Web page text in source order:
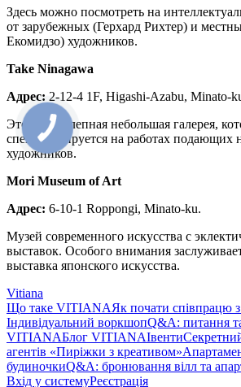
Здесь можно посмотреть на
от зарубежных (Герхард Рихтер) и
Екомидзо) художников.
Take Ninagawa
Адрес: 2-12-4 1F, Higashi-Azabu, Minato-
Это великолепная небольшая галерея,
специализируется на работах подающих
художников.
Mori Museum of Art
Адрес: 6-10-1 Roppongi, Minato-ku.
Музей современного искусства с
выставок. Особого внимания
выставка японского искусства.
Vitiana
Що таке VITIANAЯк почати співпрацю
Індивідуальний воркшопQ&A: питання
VITIANAБлог VITIANAІвенти
агентів «Пиріжки з креативом»
будиночкиQ&A: бронювання вілл та
Вхід у системуРеєстрація